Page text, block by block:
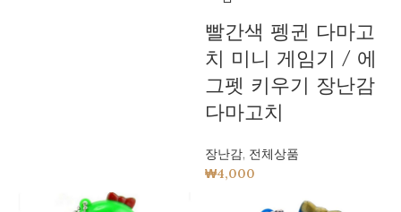
빨간색 펭귄 다마고
치 미니 게임기 / 에
그펫 키우기 장난감
다마고치
장난감, 전체상품
₩4,000